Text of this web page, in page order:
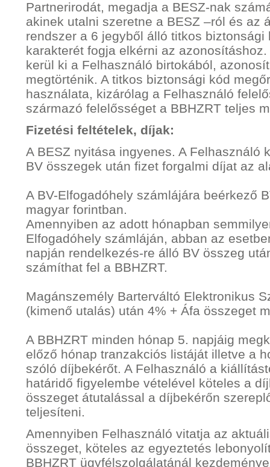
Partnerirodát, megadja a BESZ-nak
akinek utalni szeretne a BESZ –ról és az
rendszer a 6 jegyből álló titkos
karakterét fogja elkérni az
kerül ki a Felhasználó birtokából,
megtörténik. A titkos biztonsági kód
használata, kizárólag a Felhasználó
származó felelősséget a BBHZRT teljes
Fizetési feltételek, díjak:
A BESZ nyitása ingyenes. A Felhasználó
BV összegek után fizet forgalmi díjat az
A BV-Elfogadóhely számlájára beérkező
magyar forintban.
Amennyiben az adott hónapban
Elfogadóhely számláján, abban az
napján rendelkezés-re álló BV összeg
számíthat fel a BBHZRT.
Magánszemély Barterváltó Elektronikus
(kimenő utalás) után 4% + Áfa összeget
A BBHZRT minden hónap 5. napjáig
előző hónap tranzakciós listáját illetve a
szóló díjbekérőt. A Felhasználó a
határidő figyelembe vételével köteles a
összeget átutalással a díjbekérőn
teljesíteni.
Amennyiben Felhasználó vitatja az
összeget, köteles az egyeztetés
BBHZRT ügyfélszolgálatánál